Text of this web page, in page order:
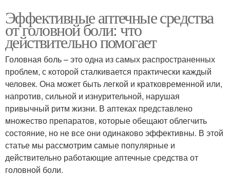
Эффективные аптечные средства
от головной боли: что
действительно помогает
Головная боль – это одна из самых распространенных
проблем, с которой сталкивается практически каждый
человек. Она может быть легкой и кратковременной или,
напротив, сильной и изнурительной, нарушая
привычный ритм жизни. В аптеках представлено
множество препаратов, которые обещают облегчить
состояние, но не все они одинаково эффективны. В этой
статье мы рассмотрим самые популярные и
действительно работающие аптечные средства от
головной боли.